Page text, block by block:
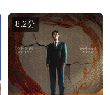
8.2分